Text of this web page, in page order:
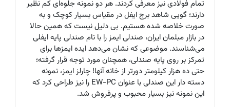
تمام فولادی نیز معرفی کردند. هر دو نمونه جلوه‌ای کم نظیر
دارند؛ گویی شاهد برج ایفل در مقیاس بسیار کوچک و به
صورت خلاصه شده هستیم. بی دلیل نیست که همین حالا
در بازار مبلمان ایران، صندلی ایمز را با نام صندلی پایه ایفلی
می‌شناسند. موضوعی که نشان می‌دهد ایده ایمزها برای
تمرکز بر روی پایه صندلی، همچنان مورد توجه قرار گرفته؛
حتی ده هزار کیلومتر دورتر از خانه آنها! چارلز ایمز، نمونه
دسته دار این صندلی با عنوان EW-PC را نیز طراحی کرد که
این نمونه نیز بسیار محبوب و پرفروش شد.